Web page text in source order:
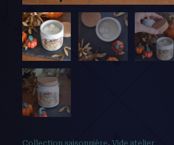
Collection saisonnière, Vide atelier